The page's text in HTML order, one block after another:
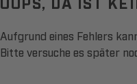
Aufgrund eines Fehlers
Bitte versuche es später